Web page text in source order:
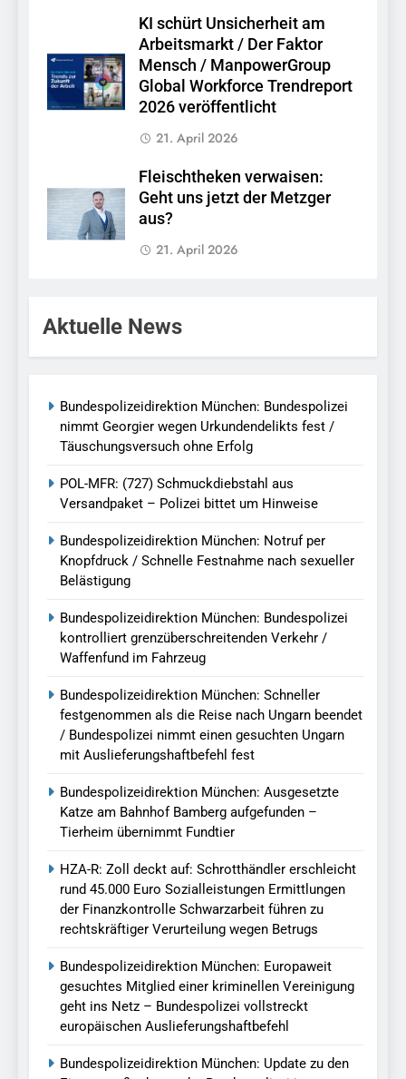
KI schürt Unsicherheit am
Arbeitsmarkt / Der Faktor
Mensch / ManpowerGroup
Global Workforce Trendreport
2026 veröffentlicht
21. April 2026
Fleischtheken verwaisen:
Geht uns jetzt der Metzger
aus?
21. April 2026
Aktuelle News
Bundespolizeidirektion München: Bundespolizei
nimmt Georgier wegen Urkundendelikts fest /
Täuschungsversuch ohne Erfolg
POL-MFR: (727) Schmuckdiebstahl aus
Versandpaket – Polizei bittet um Hinweise
Bundespolizeidirektion München: Notruf per
Knopfdruck / Schnelle Festnahme nach sexueller
Belästigung
Bundespolizeidirektion München: Bundespolizei
kontrolliert grenzüberschreitenden Verkehr /
Waffenfund im Fahrzeug
Bundespolizeidirektion München: Schneller
festgenommen als die Reise nach Ungarn beendet
/ Bundespolizei nimmt einen gesuchten Ungarn
mit Auslieferungshaftbefehl fest
Bundespolizeidirektion München: Ausgesetzte
Katze am Bahnhof Bamberg aufgefunden –
Tierheim übernimmt Fundtier
HZA-R: Zoll deckt auf: Schrotthändler erschleicht
rund 45.000 Euro Sozialleistungen Ermittlungen
der Finanzkontrolle Schwarzarbeit führen zu
rechtskräftiger Verurteilung wegen Betrugs
Bundespolizeidirektion München: Europaweit
gesuchtes Mitglied einer kriminellen Vereinigung
geht ins Netz – Bundespolizei vollstreckt
europäischen Auslieferungshaftbefehl
Bundespolizeidirektion München: Update zu den